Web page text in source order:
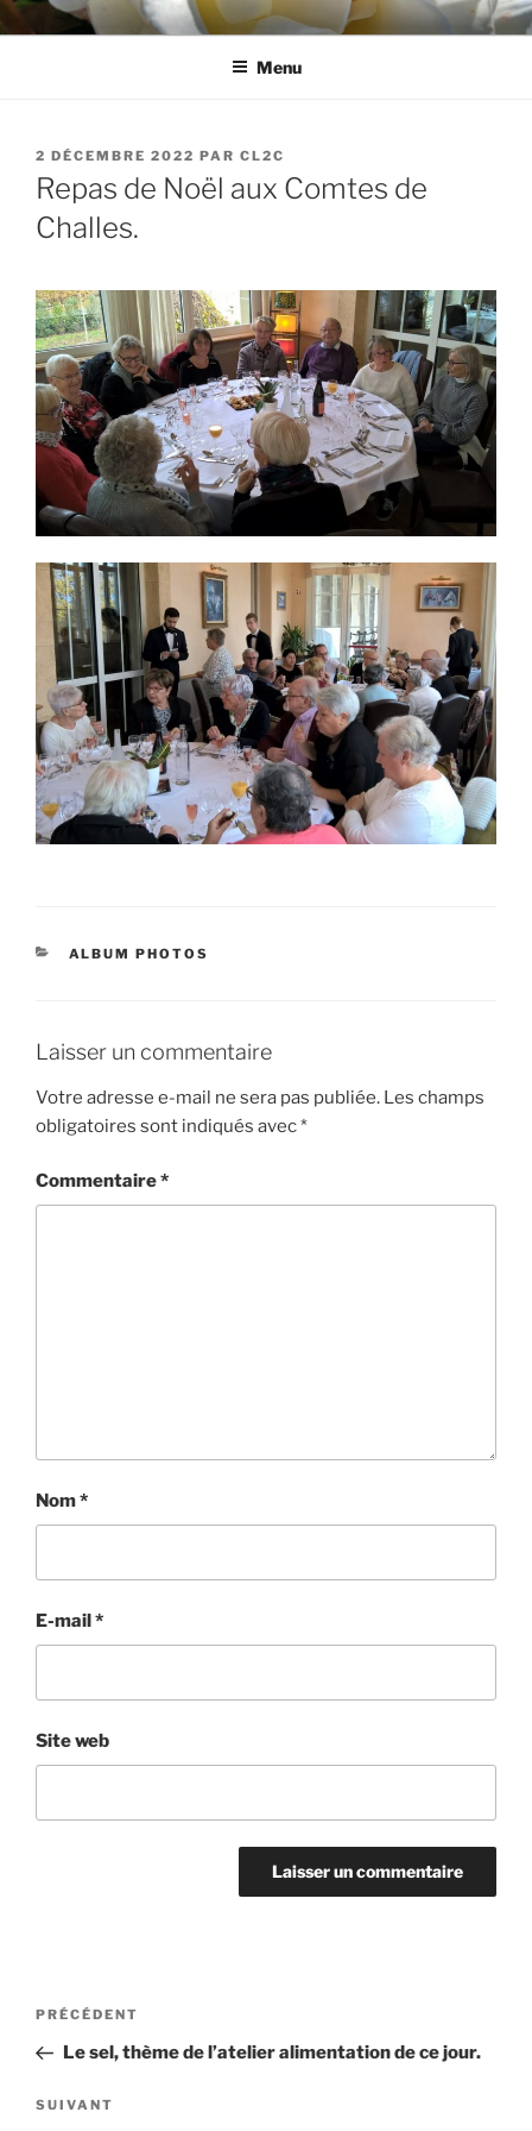
Aller
au
CL2C
Association dédiée à la culture et aux loisirs à Cognin (73)
Menu
PUBLIÉ
LE
2 DÉCEMBRE 2022 PAR CL2C
Repas de Noël aux Comtes de
Challes.
CATÉGORIES
ALBUM PHOTOS
Laisser un commentaire
Votre adresse e-mail ne sera pas publiée. Les champs
obligatoires sont indiqués avec*
Commentaire*
Nom*
E-mail*
Site web
Navigation
l’article
Article
précédent
PRÉCÉDENT
Le sel, thème de l’atelier alimentation de ce jour.
Article
SUIVANT